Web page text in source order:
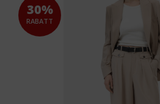
30%
RABATT